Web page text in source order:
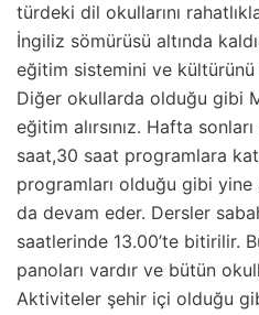
türdeki dil okullarını
İngiliz sömürüsü altında
eğitim sistemini ve kültürünü
Diğer okullarda olduğu gibi
eğitim alırsınız. Hafta
saat,30 saat programlara
programları olduğu gibi yine
da devam eder. Dersler
saatlerinde 13.00’te bitirilir.
panoları vardır ve bütün
Aktiviteler şehir içi olduğu